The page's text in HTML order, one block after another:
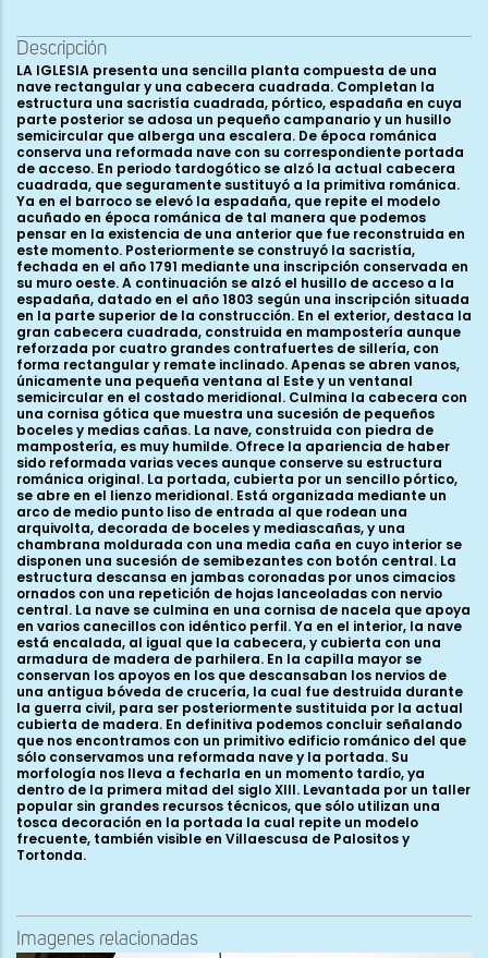
Descripción
LA IGLESIA presenta una sencilla planta compuesta de una
nave rectangular y una cabecera cuadrada. Completan la
estructura una sacristía cuadrada, pórtico, espadaña en cuya
parte posterior se adosa un pequeño campanario y un husillo
semicircular que alberga una escalera. De época románica
conserva una reformada nave con su correspondiente portada
de acceso. En periodo tardogótico se alzó la actual cabecera
cuadrada, que seguramente sustituyó a la primitiva románica.
Ya en el barroco se elevó la espadaña, que repite el modelo
acuñado en época románica de tal manera que podemos
pensar en la existencia de una anterior que fue reconstruida en
este momento. Posteriormente se construyó la sacristía,
fechada en el año 1791 mediante una inscripción conservada en
su muro oeste. A continuación se alzó el husillo de acceso a la
espadaña, datado en el año 1803 según una inscripción situada
en la parte superior de la construcción. En el exterior, destaca la
gran cabecera cuadrada, construida en mampostería aunque
reforzada por cuatro grandes contrafuertes de sillería, con
forma rectangular y remate inclinado. Apenas se abren vanos,
únicamente una pequeña ventana al Este y un ventanal
semicircular en el costado meridional. Culmina la cabecera con
una cornisa gótica que muestra una sucesión de pequeños
boceles y medias cañas. La nave, construida con piedra de
mampostería, es muy humilde. Ofrece la apariencia de haber
sido reformada varias veces aunque conserve su estructura
románica original. La portada, cubierta por un sencillo pórtico,
se abre en el lienzo meridional. Está organizada mediante un
arco de medio punto liso de entrada al que rodean una
arquivolta, decorada de boceles y mediascañas, y una
chambrana moldurada con una media caña en cuyo interior se
disponen una sucesión de semibezantes con botón central. La
estructura descansa en jambas coronadas por unos cimacios
ornados con una repetición de hojas lanceoladas con nervio
central. La nave se culmina en una cornisa de nacela que apoya
en varios canecillos con idéntico perfil. Ya en el interior, la nave
está encalada, al igual que la cabecera, y cubierta con una
armadura de madera de parhilera. En la capilla mayor se
conservan los apoyos en los que descansaban los nervios de
una antigua bóveda de crucería, la cual fue destruida durante
la guerra civil, para ser posteriormente sustituida por la actual
cubierta de madera. En definitiva podemos concluir señalando
que nos encontramos con un primitivo edificio románico del que
sólo conservamos una reformada nave y la portada. Su
morfología nos lleva a fecharla en un momento tardío, ya
dentro de la primera mitad del siglo XIII. Levantada por un taller
popular sin grandes recursos técnicos, que sólo utilizan una
tosca decoración en la portada la cual repite un modelo
frecuente, también visible en Villaescusa de Palositos y
Tortonda.
Imagenes relacionadas